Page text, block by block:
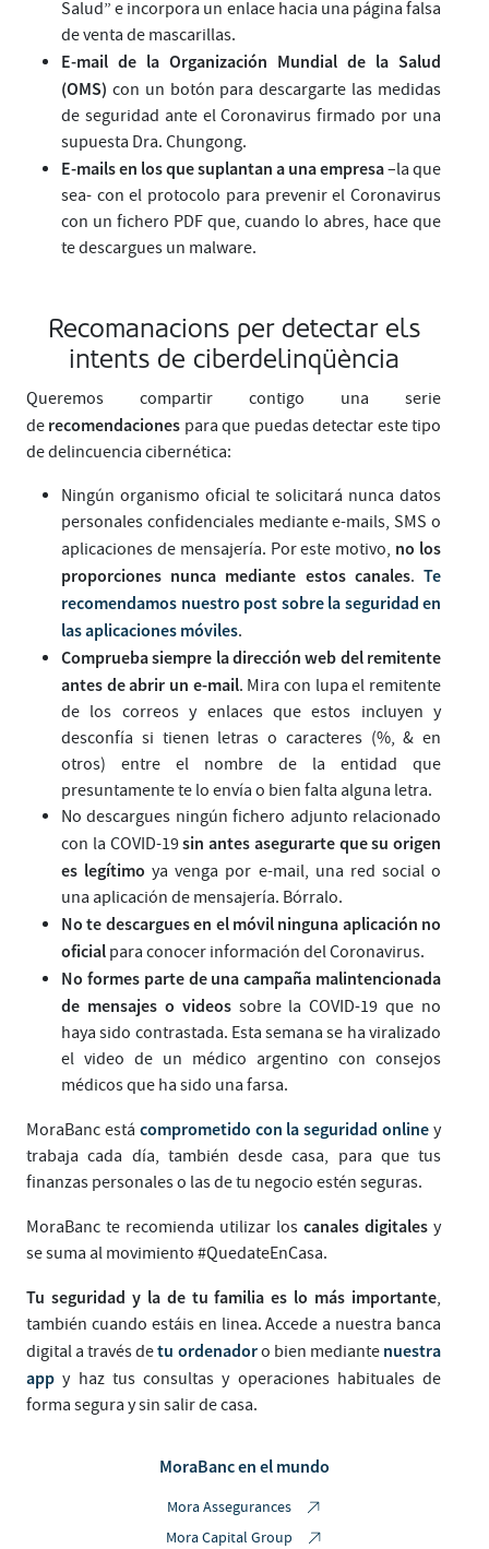
Salud” e incorpora un enlace hacia una página falsa
de venta de mascarillas.
E-mail de la Organización Mundial de la Salud
(OMS) con un botón para descargarte las medidas
de seguridad ante el Coronavirus firmado por una
supuesta Dra. Chungong.
E-mails en los que suplantan a una empresa–la que
sea- con el protocolo para prevenir el Coronavirus
con un fichero PDF que, cuando lo abres, hace que
te descargues un malware.
Recomanacions per detectar els
intents de ciberdelinqüència
Queremos compartir contigo una serie
de recomendaciones para que puedas detectar este tipo
de delincuencia cibernética:
Ningún organismo oficial te solicitará nunca datos
personales confidenciales mediante e-mails, SMS o
aplicaciones de mensajería. Por este motivo, no los
proporciones nunca mediante estos canales.Te
recomendamos nuestro post sobre la seguridad en
las aplicaciones móviles.
Comprueba siempre la dirección web del remitente
antes de abrir un e-mail. Mira con lupa el remitente
de los correos y enlaces que estos incluyen y
desconfía si tienen letras o caracteres (%, & en
otros) entre el nombre de la entidad que
presuntamente te lo envía o bien falta alguna letra.
No descargues ningún fichero adjunto relacionado
con la COVID-19sin antes asegurarte que su origen
es legítimo ya venga por e-mail, una red social o
una aplicación de mensajería. Bórralo.
No te descargues en el móvil ninguna aplicación no
oficial para conocer información del Coronavirus.
No formes parte de una campaña malintencionada
de mensajes o videos sobre la COVID-19 que no
haya sido contrastada. Esta semana se ha viralizado
el video de un médico argentino con consejos
médicos que ha sido una farsa.
MoraBanc está comprometido con la seguridad online y
trabaja cada día, también desde casa, para que tus
finanzas personales o las de tu negocio estén seguras.
MoraBanc te recomienda utilizar los canales digitales y
se suma al movimiento #QuedateEnCasa.
Tu seguridad y la de tu familia es lo más importante,
también cuando estáis en linea. Accede a nuestra banca
digital a través detu ordenadoro bien mediante nuestra
app y haz tus consultas y operaciones habituales de
forma segura y sin salir de casa.
MoraBanc en el mundo
Mora Assegurances
Mora Capital Group